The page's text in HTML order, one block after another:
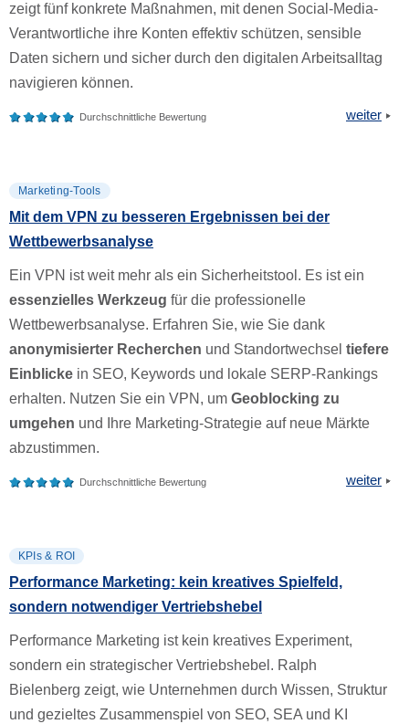
zeigt fünf konkrete Maßnahmen, mit denen Social-Media-
Verantwortliche ihre Konten effektiv schützen, sensible
Daten sichern und sicher durch den digitalen Arbeitsalltag
navigieren können.
Durchschnittliche Bewertung weiter
Marketing-Tools
Mit dem VPN zu besseren Ergebnissen bei der
Wettbewerbsanalyse
Ein VPN ist weit mehr als ein Sicherheitstool. Es ist ein
essenzielles Werkzeug für die professionelle
Wettbewerbsanalyse. Erfahren Sie, wie Sie dank
anonymisierter Recherchen und Standortwechsel tiefere
Einblicke in SEO, Keywords und lokale SERP-Rankings
erhalten. Nutzen Sie ein VPN, um Geoblocking zu
umgehen und Ihre Marketing-Strategie auf neue Märkte
abzustimmen.
Durchschnittliche Bewertung weiter
KPIs & ROI
Performance Marketing: kein kreatives Spielfeld,
sondern notwendiger Vertriebshebel
Performance Marketing ist kein kreatives Experiment,
sondern ein strategischer Vertriebshebel. Ralph
Bielenberg zeigt, wie Unternehmen durch Wissen, Struktur
und gezieltes Zusammenspiel von SEO, SEA und KI